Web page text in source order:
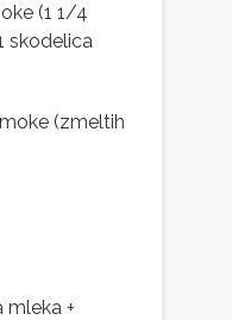
(1 1/4
skodelica
(zmeltih
mleka +